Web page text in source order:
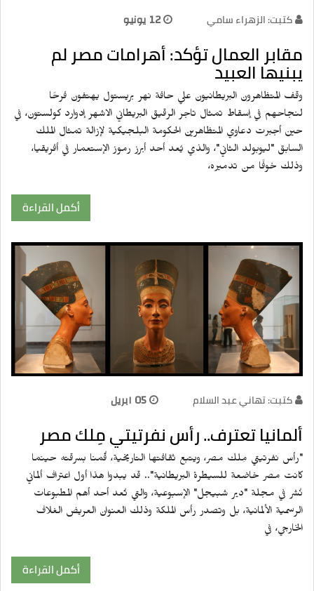
كتبت: الزهراء سامي
مقابر العمال تؤكد: أهرامات مصر لم
يبنيها العبيد
وقف المتظاهرون البريطانيون علي حافة نهر بريستول يهتفون فرحًا
لنجاحهم في إسقاط تمثال تاجر الرقيق البريطاني الاشهر إدوارد كولستون، في
حين أجبرت دعاوي المتظاهرين الحكومة البلجيكية لإزالة تمثال الملك
السابق "ليوبولد الثاني"، والذي يُعد أحد أبرز رموز الإستعمار في أفريقيا،
وذلك خوفًا من تدميره،
أكمل القراءة
كتبت: تهاني عبد السلام
ألمانيا تعترف.. رأس نفرتيتي مِلك مصر
"رأس نفرتيتي مِلك مصر، ويتبع ثقافتها التاريخية، قُمنا بسرقته حينما
كانت مصر خاضعة للسيطرة البريطانية".. قد يبدوا هذا أول اعتراف ألماني
نُشر في مجلة "دير شبيجل" الإسبوعية، والتي تُعد أحد أهم المطبوعات
الرسمية الألمانية، بل وتصدر رأس الملكة وذلك العنوان العريض الغلاف
الخارجي، في
أكمل القراءة